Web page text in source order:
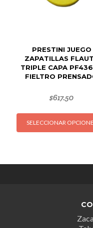
PRESTINI JUEGO
ZAPATILLAS
TRIPLE CAPA
FIELTRO
$617.50
SELECCIONAR